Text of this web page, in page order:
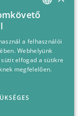
HUNGARIAN
a felhasználói
Webhelyünk
elfogad a sütikre
megfelelően.